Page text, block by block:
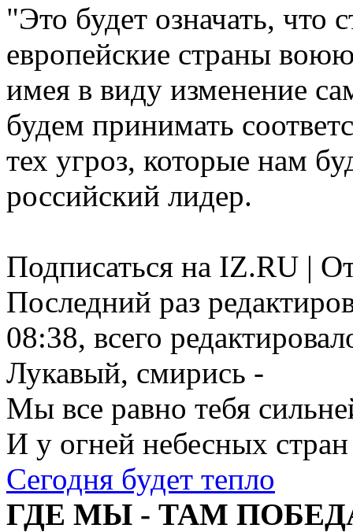
"Это будет означать,
европейские страны
имея в виду изменение
будем принимать
тех угроз, которые нам
российский лидер.
Подписаться на IZ.RU |
Последний раз
08:38, всего
Лукавый, смирись -
Мы все равно тебя
И у огней небесных стран
Сегодня будет тепло
ГДЕ МЫ - ТАМ